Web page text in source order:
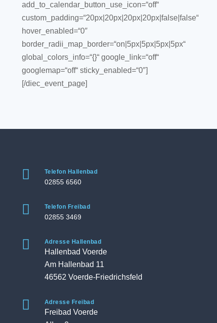
add_to_calendar_button_use_icon=“off“
custom_padding=“20px|20px|20px|20px|false|false“
hover_enabled=“0″
border_radii_map_border=“on|5px|5px|5px|5px“
global_colors_info=“{}“ google_link=“off“
googlemap=“off“ sticky_enabled=“0″]
[/diec_event_page]
 Telefon Hallenbad
02855 6560
 Telefon Freibad
02855 3469
 Adresse Hallenbad
Hallenbad Voerde
Am Hallenbad 11
46562 Voerde-Friedrichsfeld
 Adresse Freibad
Freibad Voerde